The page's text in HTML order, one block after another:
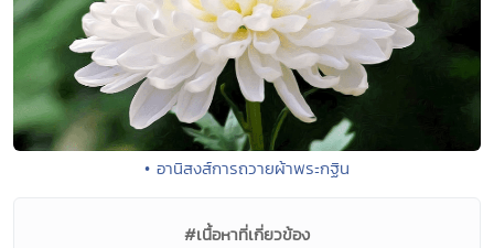
• อานิสงส์การถวายผ้าพระกฐิน
#เนื้อหาที่เกี่ยวข้อง